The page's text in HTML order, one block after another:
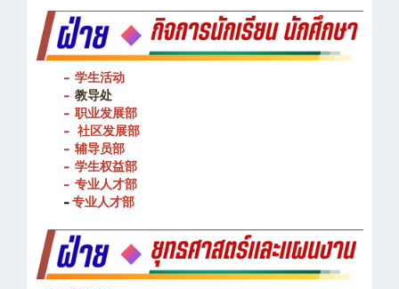
- 学生活动
- 教导处
- 职业发展部
-社区发展部
- 辅导员部
- 学生权益部
- 专业人才部
-专业人才部